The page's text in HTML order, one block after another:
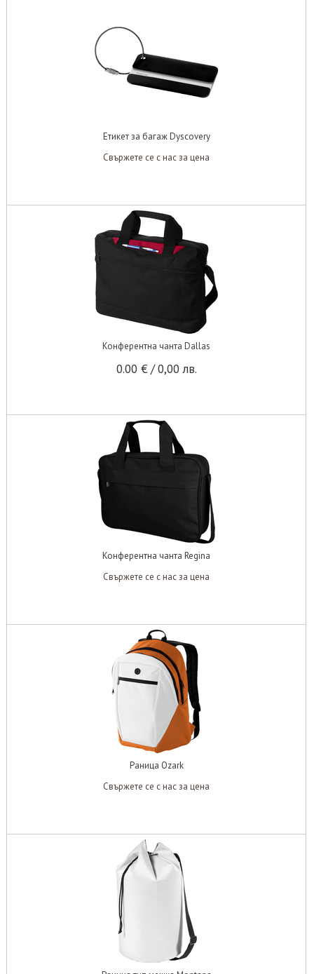
Етикет за багаж Dyscovery
Свържете се с нас за цена
Конферентна чанта Dallas
0.00 € / 0,00 лв.
Конферентна чанта Regina
Свържете се с нас за цена
Раница Ozark
Свържете се с нас за цена